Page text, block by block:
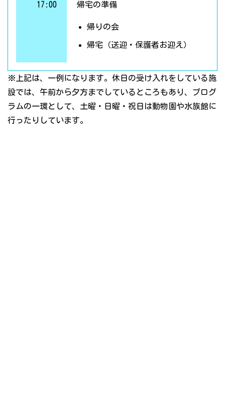
17:00 帰宅の準備
帰りの会
帰宅（送迎・保護者お迎え）
※上記は、一例になります。休日の受け入れをしている施
設では、午前から夕方までしているところもあり、プログ
ラムの一環として、土曜・日曜・祝日は動物園や水族館に
行ったりしています。